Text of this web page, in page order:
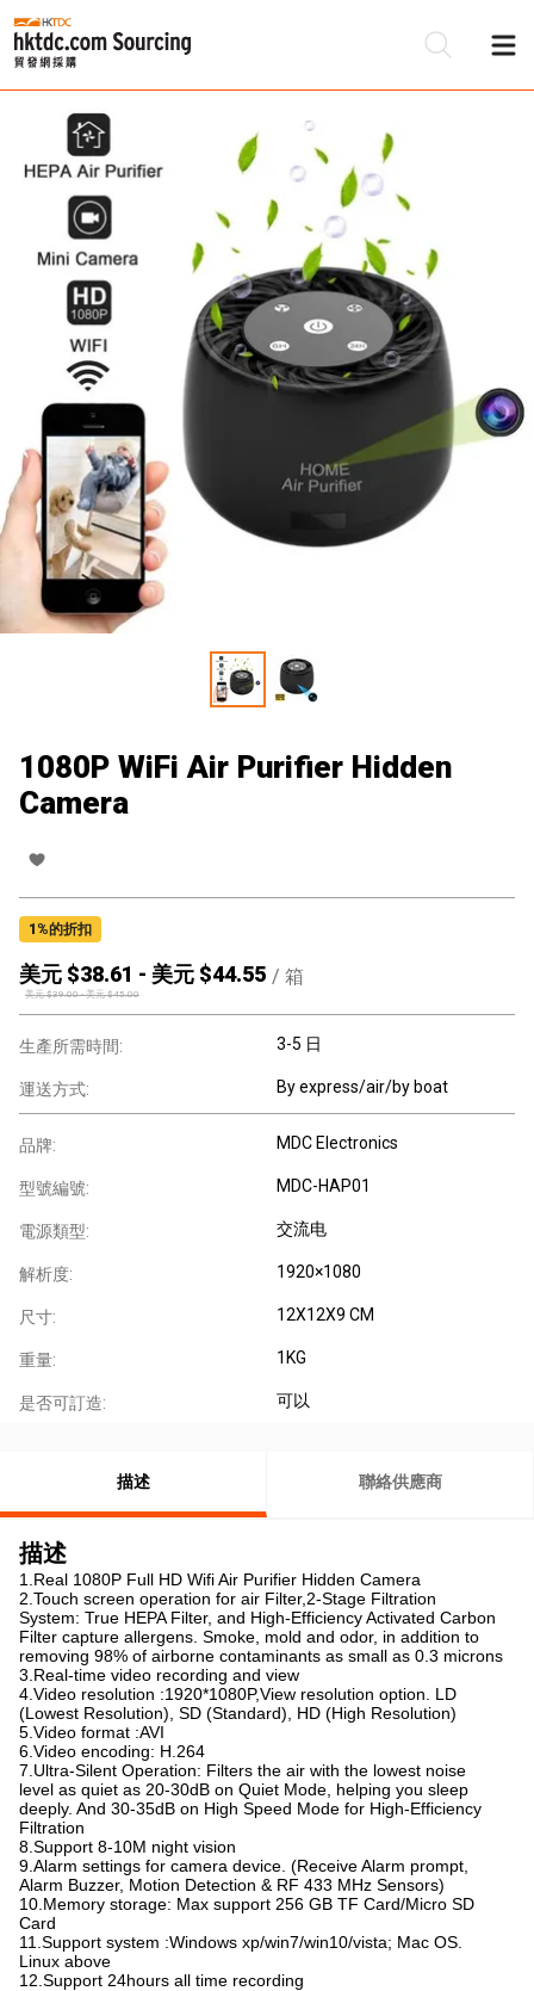
1080P WiFi Air Purifier Hidden
Camera
1 %的折扣
美元 $38.61 - 美元 $44.55 / 箱
美元 $39.00-美元 $45.00
生產所需時間: 3-5 日
運送方式: By express/air/by boat
品牌: MDC Electronics
型號編號: MDC-HAP01
電源類型: 交流电
解析度: 1920×1080
尺寸: 12X12X9 CM
重量: 1KG
是否可訂造: 可以
描述 聯絡供應商
描述
1.Real 1080P Full HD Wifi Air Purifier Hidden Camera
2.Touch screen operation for air Filter,2-Stage Filtration
System: True HEPA Filter, and High-Efficiency Activated Carbon
Filter capture allergens. Smoke, mold and odor, in addition to
removing 98% of airborne contaminants as small as 0.3 microns
3.Real-time video recording and view
4.Video resolution :1920*1080P,View resolution option. LD
(Lowest Resolution), SD (Standard), HD (High Resolution)
5.Video format :AVI
6.Video encoding: H.264
7.Ultra-Silent Operation: Filters the air with the lowest noise
level as quiet as 20-30dB on Quiet Mode, helping you sleep
deeply. And 30-35dB on High Speed Mode for High-Efficiency
Filtration
8.Support 8-10M night vision
9.Alarm settings for camera device. (Receive Alarm prompt,
Alarm Buzzer, Motion Detection & RF 433 MHz Sensors)
10.Memory storage: Max support 256 GB TF Card/Micro SD
Card
11.Support system :Windows xp/win7/win10/vista; Mac OS.
Linux above
12.Support 24hours all time recording